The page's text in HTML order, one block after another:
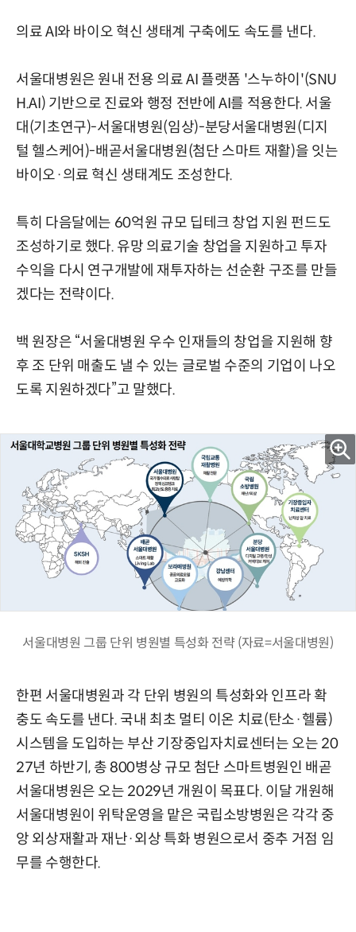
의료 AI와 바이오 혁신 생태계 구축에도 속도를 낸다.
서울대병원은 원내 전용 의료 AI 플랫폼 '스누하이'(SNU
H.AI) 기반으로 진료와 행정 전반에 AI를 적용한다. 서울
대(기초연구)-서울대병원(임상)-분당서울대병원(디지
털 헬스케어)-배곧서울대병원(첨단 스마트 재활)을 잇는
바이오·의료 혁신 생태계도 조성한다.
특히 다음달에는 60억원 규모 딥테크 창업 지원 펀드도
조성하기로 했다. 유망 의료기술 창업을 지원하고 투자
수익을 다시 연구개발에 재투자하는 선순환 구조를 만들
겠다는 전략이다.
백 원장은 “서울대병원 우수 인재들의 창업을 지원해 향
후 조 단위 매출도 낼 수 있는 글로벌 수준의 기업이 나오
도록 지원하겠다”고 말했다.
서울대병원 그룹 단위 병원별 특성화 전략 (자료=서울대병원)
한편 서울대병원과 각 단위 병원의 특성화와 인프라 확
충도 속도를 낸다. 국내 최초 멀티 이온 치료(탄소·헬륨)
시스템을 도입하는 부산 기장중입자치료센터는 오는 20
27년 하반기, 총 800병상 규모 첨단 스마트병원인 배곧
서울대병원은 오는 2029년 개원이 목표다. 이달 개원해
서울대병원이 위탁운영을 맡은 국립소방병원은 각각 중
앙 외상재활과 재난·외상 특화 병원으로서 중추 거점 임
무를 수행한다.